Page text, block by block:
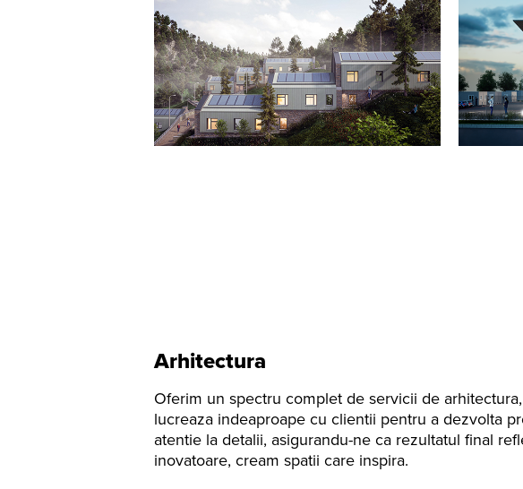
Arhitectura
Oferim un spectru complet de servicii de
lucreaza indeaproape cu clientii pentru a dezvolta
atentie la detalii, asigurandu-ne ca rezultatul final
inovatoare, cream spatii care inspira.